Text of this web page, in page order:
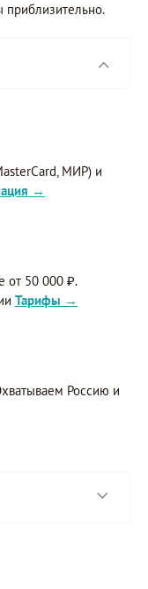
МИР) и
→
от 50 000 ₽.
Тарифы →
Россию и